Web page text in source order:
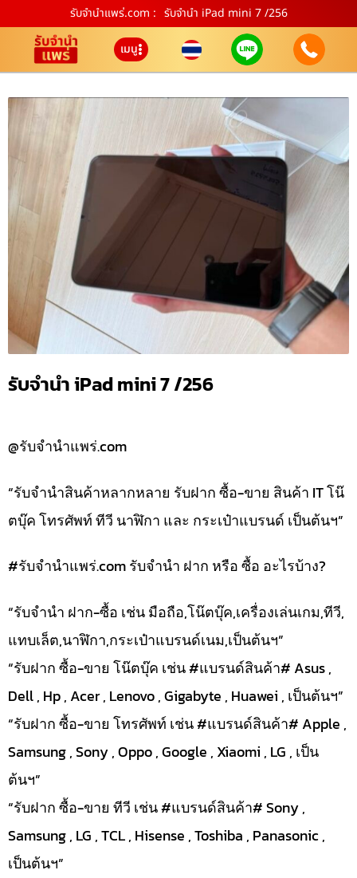
รับจํานําแพร่.com : รับจำนำ iPad mini 7 /256
เมนู
รับจำนำ iPad mini 7 /256
@รับจำนำแพร่.com
“รับจำนำสินค้าหลากหลาย รับฝาก ซื้อ-ขาย สินค้า IT โน๊
ตบุ๊ค โทรศัพท์ ทีวี นาฬิกา และ กระเป๋าแบรนด์ เป็นต้นฯ”
#รับจํานําแพร่.com รับจำนำ ฝาก หรือ ซื้อ อะไรบ้าง?
“รับจำนำ ฝาก-ซื้อ เช่น มือถือ,โน๊ตบุ๊ค,เครื่องเล่นเกม,ทีวี,
แทบเล็ต,นาฬิกา,กระเป๋าแบรนด์เนม,เป็นต้นฯ”
“รับฝาก ซื้อ-ขาย โน๊ตบุ๊ค เช่น #แบรนด์สินค้า# Asus ,
Dell , Hp , Acer , Lenovo , Gigabyte , Huawei , เป็นต้นฯ”
“รับฝาก ซื้อ-ขาย โทรศัพท์ เช่น #แบรนด์สินค้า# Apple ,
Samsung , Sony , Oppo , Google , Xiaomi , LG , เป็น
ต้นฯ”
“รับฝาก ซื้อ-ขาย ทีวี เช่น #แบรนด์สินค้า# Sony ,
Samsung , LG , TCL , Hisense , Toshiba , Panasonic ,
เป็นต้นฯ”